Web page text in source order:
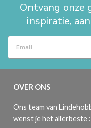
Ontvang onze
inspiratie,
OVER ONS
Ons team van
wenst je het allerbeste